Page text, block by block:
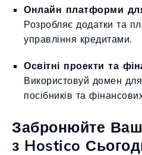
Онлайн платформи
Розробляє додатки та
управління кредитами.
Освітні проекти та
Використовуй домен
посібників та
Забронюйте
з Hostico